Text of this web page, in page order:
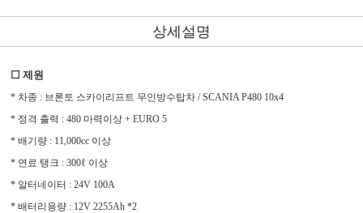
상세설명
☐ 제원
* 차종 : 브론토 스카이리프트 무인방수탑차 / SCANIA P480 10x4
* 정격 출력 : 480 마력이상 + EURO 5
* 배기량 : 11,000cc 이상
* 연료 탱크 : 300ℓ 이상
* 알터네이터 : 24V 100A
* 배터리용량 : 12V 2255Ah *2